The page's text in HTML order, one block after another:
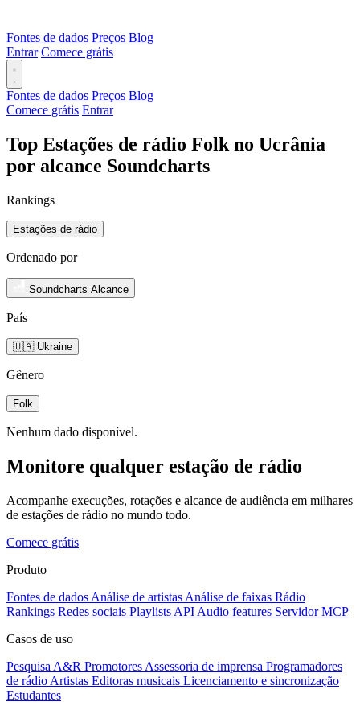
Fontes de dados Preços Blog
Entrar Comece grátis
Fontes de dados Preços Blog
Comece grátis Entrar
Top Estações de rádio Folk no Ucrânia
por alcance Soundcharts
Rankings
Estações de rádio
Ordenado por
Soundcharts Alcance
País
🇺🇦 Ukraine
Gênero
Folk
Nenhum dado disponível.
Monitore qualquer estação de rádio
Acompanhe execuções, rotações e alcance de audiência em milhares
de estações de rádio no mundo todo.
Comece grátis
Produto
Fontes de dados Análise de artistas Análise de faixas Rádio
Rankings Redes sociais Playlists API Audio features Servidor MCP
Casos de uso
Pesquisa A&R Promotores Assessoria de imprensa Programadores
de rádio Artistas Editoras musicais Licenciamento e sincronização
Estudantes